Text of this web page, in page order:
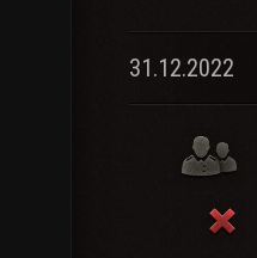
31.12.2022